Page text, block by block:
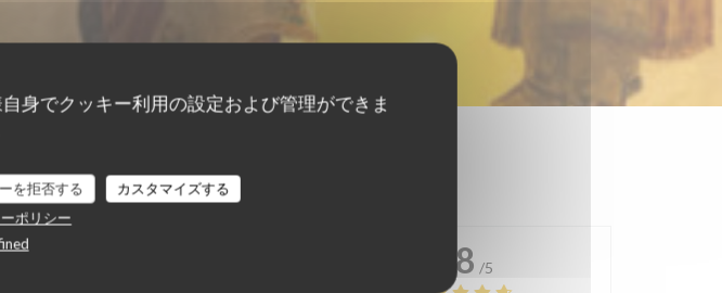
身でクッキー利用の設定および管理ができま
を拒否する
カスタマイズする
ポリシー
4.8 /5